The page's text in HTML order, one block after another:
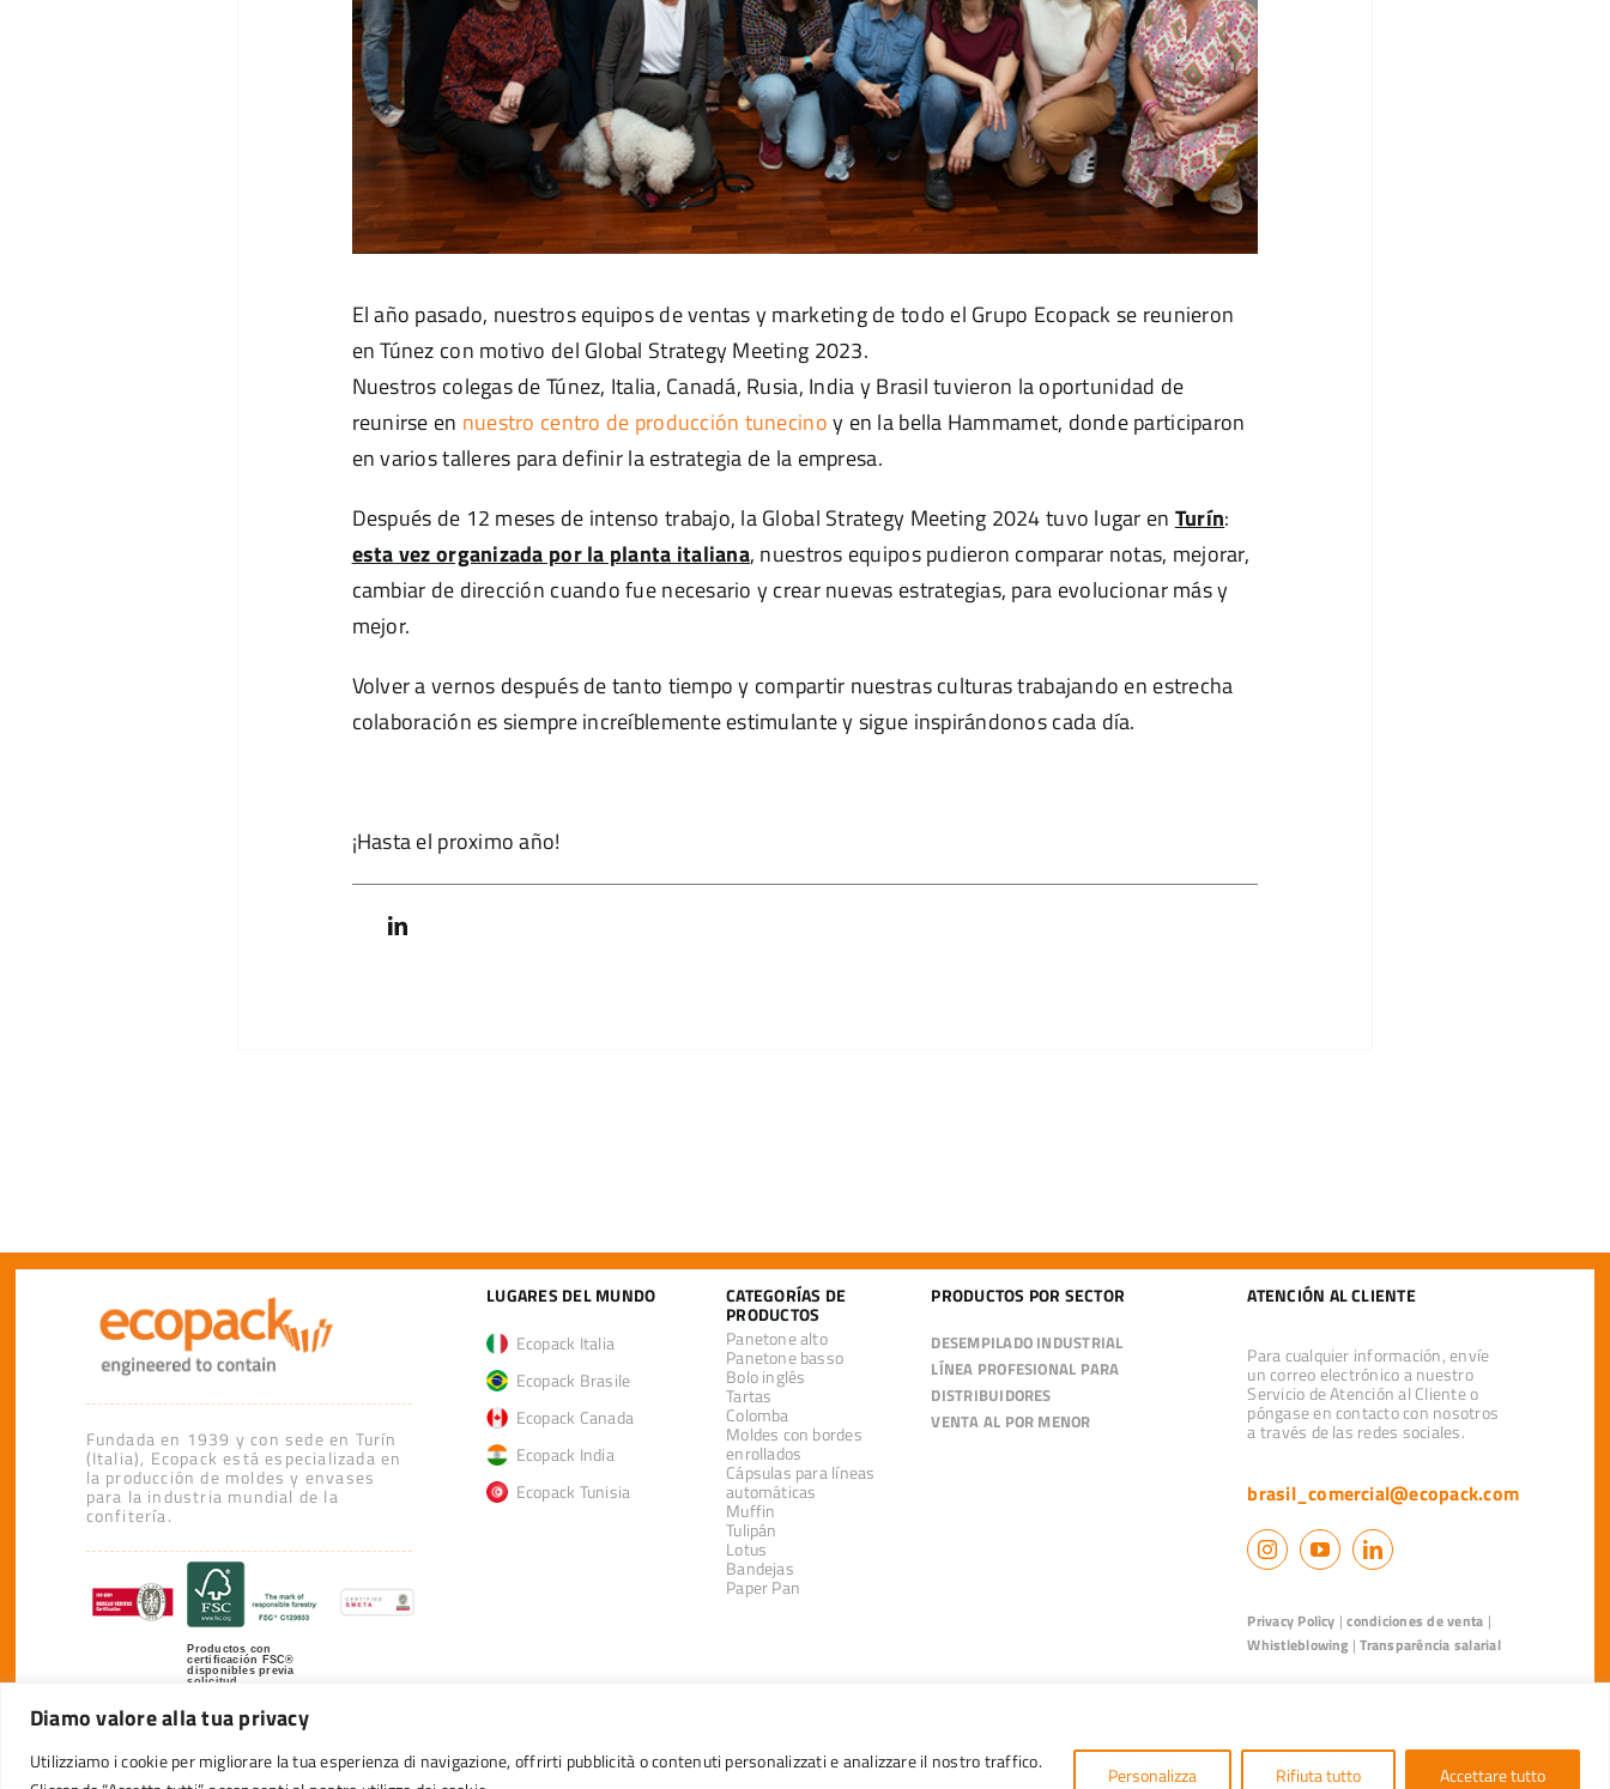
Diamo valore alla tua privacy
Utilizziamo i cookie per migliorare la tua esperienza di navigazione, offrirti pubblicità o contenuti personalizzati e analizzare il nostro traffico.
Personalizza Rifiuta tutto Accettare tutto
El año pasado, nuestros equipos de ventas y marketing de todo el Grupo Ecopack se reunieron
en Túnez con motivo del Global Strategy Meeting 2023.
Nuestros colegas de Túnez, Italia, Canadá, Rusia, India y Brasil tuvieron la oportunidad de
reunirse en nuestro centro de producción tunecinoy en la bella Hammamet, donde participaron
en varios talleres para definir la estrategia de la empresa.
Después de 12 meses de intenso trabajo, la Global Strategy Meeting 2024 tuvo lugar en Turín:
esta vez organizada por la planta italiana, nuestros equipos pudieron comparar notas, mejorar,
cambiar de dirección cuando fue necesario y crear nuevas estrategias, para evolucionar más y
mejor.
Volver a vernos después de tanto tiempo y compartir nuestras culturas trabajando en estrecha
colaboración es siempre increíblemente estimulante y sigue inspirándonos cada día.
¡Hasta el proximo año!
Fundada en 1939 y con sede en Turín
(Italia), Ecopack está especializada en
la producción de moldes y envases
para la industria mundial de la
confitería.
Productos con
certificación FSC®
disponibles previa
solicitud
LUGARES DEL MUNDO
Ecopack Italia
Ecopack Brasile
Ecopack Canada
Ecopack India
Ecopack Tunisia
CATEGORÍAS DE
PRODUCTOS
Panetone alto
Panetone basso
Bolo inglês
Tartas
Colomba
Moldes con bordes
enrollados
Cápsulas para líneas
automáticas
Muffin
Tulipán
Lotus
Bandejas
Paper Pan
PRODUCTOS POR SECTOR
DESEMPILADO INDUSTRIAL
LÍNEA PROFESIONAL PARA
DISTRIBUIDORES
VENTA AL POR MENOR
ATENCIÓN AL CLIENTE
Para cualquier información, envíe
un correo electrónico a nuestro
Servicio de Atención al Cliente o
póngase en contacto con nosotros
a través de las redes sociales.
brasil_comercial@ecopack.com
Privacy Policy |condiciones de venta |
Whistleblowing |Transparência salarial
© 2026 Ecopack S.p.A. | via della Masolina 24 | 10040 Piobesi Torinese | P.IVA 05469550015